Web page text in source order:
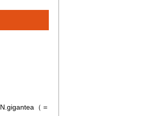
N.gigantea （＝